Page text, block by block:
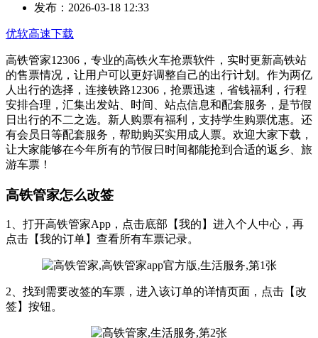
发布： 2026-03-18 12:33
优软高速下载
高铁管家12306，专业的高铁火车抢票软件，实时更新高铁站
的售票情况，让用户可以更好调整自己的出行计划。作为两亿
人出行的选择，连接铁路12306，抢票迅速，省钱福利，行程
安排合理，汇集出发站、时间、站点信息和配套服务，是节假
日出行的不二之选。新人购票有福利，支持学生购票优惠。还
有会员日等配套服务，帮助购买实用成人票。欢迎大家下载，
让大家能够在今年所有的节假日时间都能抢到合适的返乡、旅
游车票！
高铁管家怎么改签
1、打开高铁管家App，点击底部【我的】进入个人中心，再
点击【我的订单】查看所有车票记录。
2、找到需要改签的车票，进入该订单的详情页面，点击【改
签】按钮。